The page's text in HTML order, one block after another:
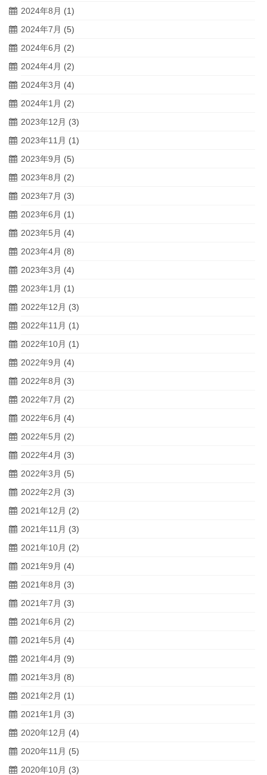
2024年8月 (1)
2024年7月 (5)
2024年6月 (2)
2024年4月 (2)
2024年3月 (4)
2024年1月 (2)
2023年12月 (3)
2023年11月 (1)
2023年9月 (5)
2023年8月 (2)
2023年7月 (3)
2023年6月 (1)
2023年5月 (4)
2023年4月 (8)
2023年3月 (4)
2023年1月 (1)
2022年12月 (3)
2022年11月 (1)
2022年10月 (1)
2022年9月 (4)
2022年8月 (3)
2022年7月 (2)
2022年6月 (4)
2022年5月 (2)
2022年4月 (3)
2022年3月 (5)
2022年2月 (3)
2021年12月 (2)
2021年11月 (3)
2021年10月 (2)
2021年9月 (4)
2021年8月 (3)
2021年7月 (3)
2021年6月 (2)
2021年5月 (4)
2021年4月 (9)
2021年3月 (8)
2021年2月 (1)
2021年1月 (3)
2020年12月 (4)
2020年11月 (5)
2020年10月 (3)